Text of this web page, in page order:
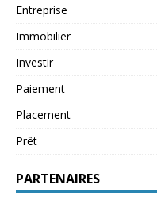
Entreprise
Immobilier
Investir
Paiement
Placement
Prêt
PARTENAIRES